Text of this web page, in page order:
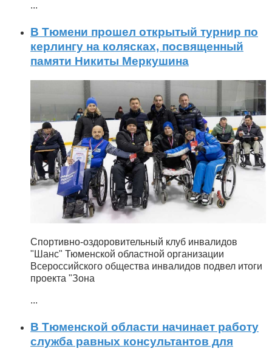
...
В Тюмени прошел открытый турнир по
керлингу на колясках, посвященный
памяти Никиты Меркушина
Спортивно-оздоровительный клуб инвалидов
"Шанс" Тюменской областной организации
Всероссийского общества инвалидов подвел итоги
проекта "Зона
...
В Тюменской области начинает работу
служба равных консультантов для